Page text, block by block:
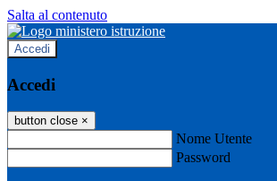
Salta al contenuto
Accedi
Accedi
button close ×
Nome Utente
Password